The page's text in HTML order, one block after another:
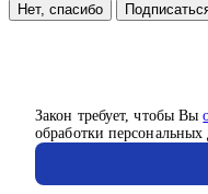
Закон требует, чтобы Вы
обработки
Нет, спасибо